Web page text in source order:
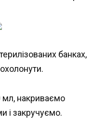
банках,
накриваємо
і закручуємо.